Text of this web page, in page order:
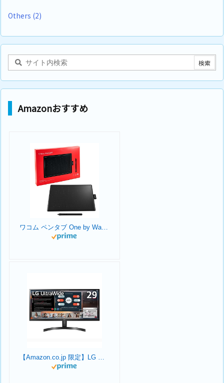
Others (2)
Amazonおすすめ
ワコム ペンタブ One by Wacom Medium Chromebook 対応 ペン入力専用モデル Mサイズ 板タブ CTL-672/K0-C
【Amazon.co.jp 限定】LG モニター ディスプレイ 29WL500-B 29インチ /作業効率アップ、ビジネス、プログラミング、トレーディング、グラフィック、映画/21:9 平面ウルトラワイド(2560×1080) / HDR/IPS 非光沢/FreeSync対応/ブルーライト低減、フリッカーセーフ/HDMI×2 / 3年安心・無輝点保証